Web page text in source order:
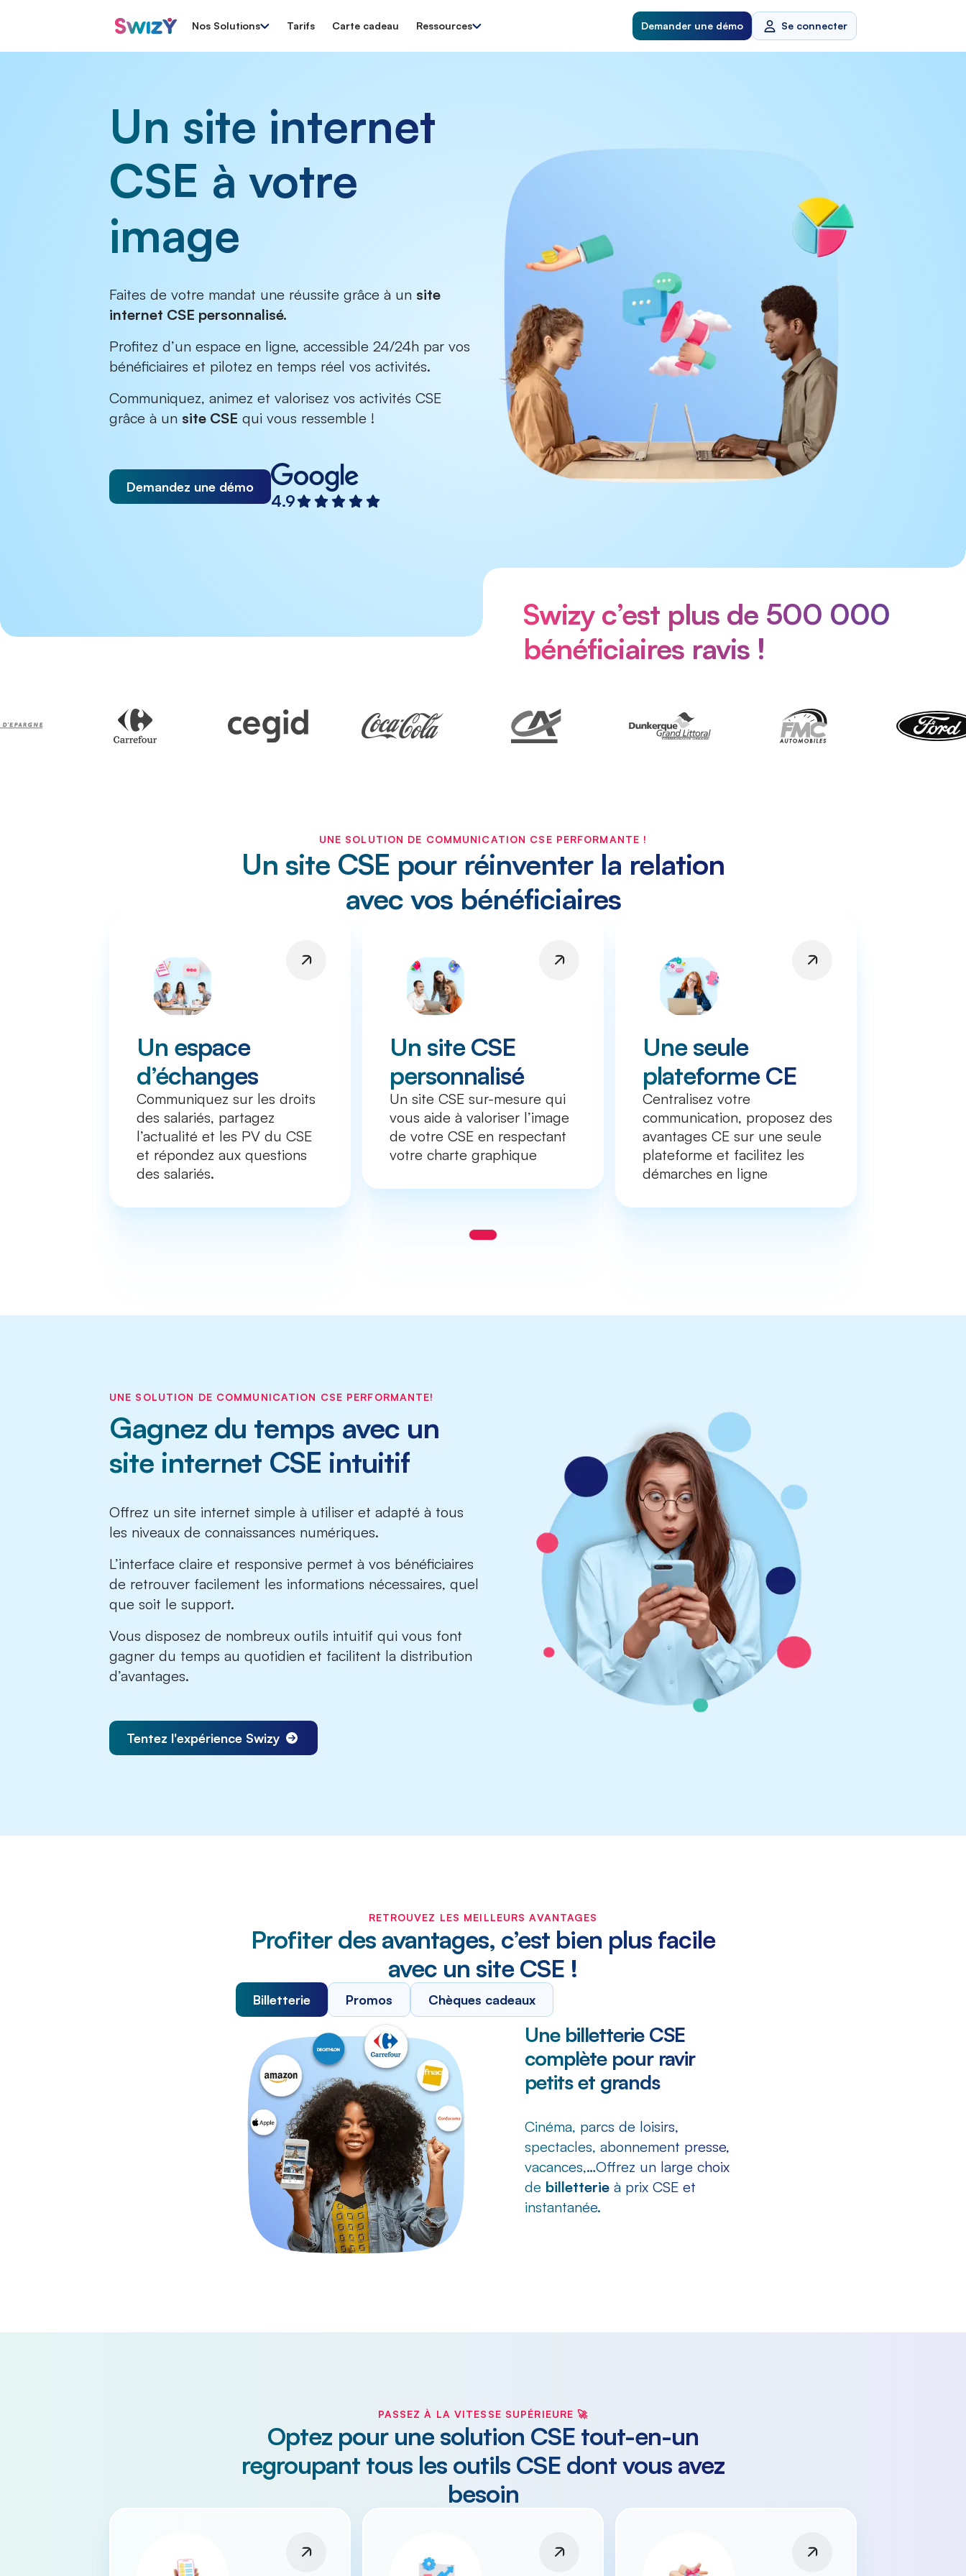
Nos Solutions Tarifs Carte cadeau Ressources Demander une démo Se connecter
Un site internet
CSE à votre
image
Faites de votre mandat une réussite grâce à un site
internet CSE personnalisé.
Profitez d’un espace en ligne, accessible 24/24h par vos
bénéficiaires et pilotez en temps réel vos activités.
Communiquez, animez et valorisez vos activités CSE
grâce à un site CSE qui vous ressemble !
Demandez une démo
4.9
Swizy c’est plus de 500 000
bénéficiaires ravis !
UNE SOLUTION DE COMMUNICATION CSE PERFORMANTE !
Un site CSE pour réinventer la relation
avec vos bénéficiaires
Un espace
d’échanges
Communiquez sur les droits
des salariés, partagez
l’actualité et les PV du CSE
et répondez aux questions
des salariés.
Un site CSE
personnalisé
Un site CSE sur-mesure qui
vous aide à valoriser l’image
de votre CSE en respectant
votre charte graphique
Une seule
plateforme CE
Centralisez votre
communication, proposez des
avantages CE sur une seule
plateforme et facilitez les
démarches en ligne
UNE SOLUTION DE COMMUNICATION CSE PERFORMANTE!
Gagnez du temps avec un
site internet CSE intuitif
Offrez un site internet simple à utiliser et adapté à tous
les niveaux de connaissances numériques.
L’interface claire et responsive permet à vos bénéficiaires
de retrouver facilement les informations nécessaires, quel
que soit le support.
Vous disposez de nombreux outils intuitif qui vous font
gagner du temps au quotidien et facilitent la distribution
d’avantages.
Tentez l'expérience Swizy
RETROUVEZ LES MEILLEURS AVANTAGES
Profiter des avantages, c’est bien plus facile
avec un site CSE !
Billetterie Promos Chèques cadeaux
Une billetterie CSE
complète pour ravir
petits et grands
Cinéma, parcs de loisirs,
spectacles, abonnement presse,
vacances,…Offrez un large choix
de billetterieà prix CSE et
instantanée.
PASSEZ À LA VITESSE SUPÉRIEURE 🚀
Optez pour une solution CSE tout-en-un
regroupant tous les outils CSE dont vous avez
besoin